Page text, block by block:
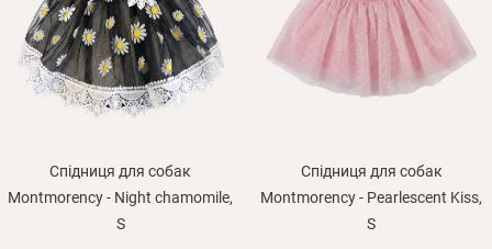
Спідниця для собак
Montmorency - Night chamomile,
S
Спідниця для собак
Montmorency - Pearlescent Kiss,
S